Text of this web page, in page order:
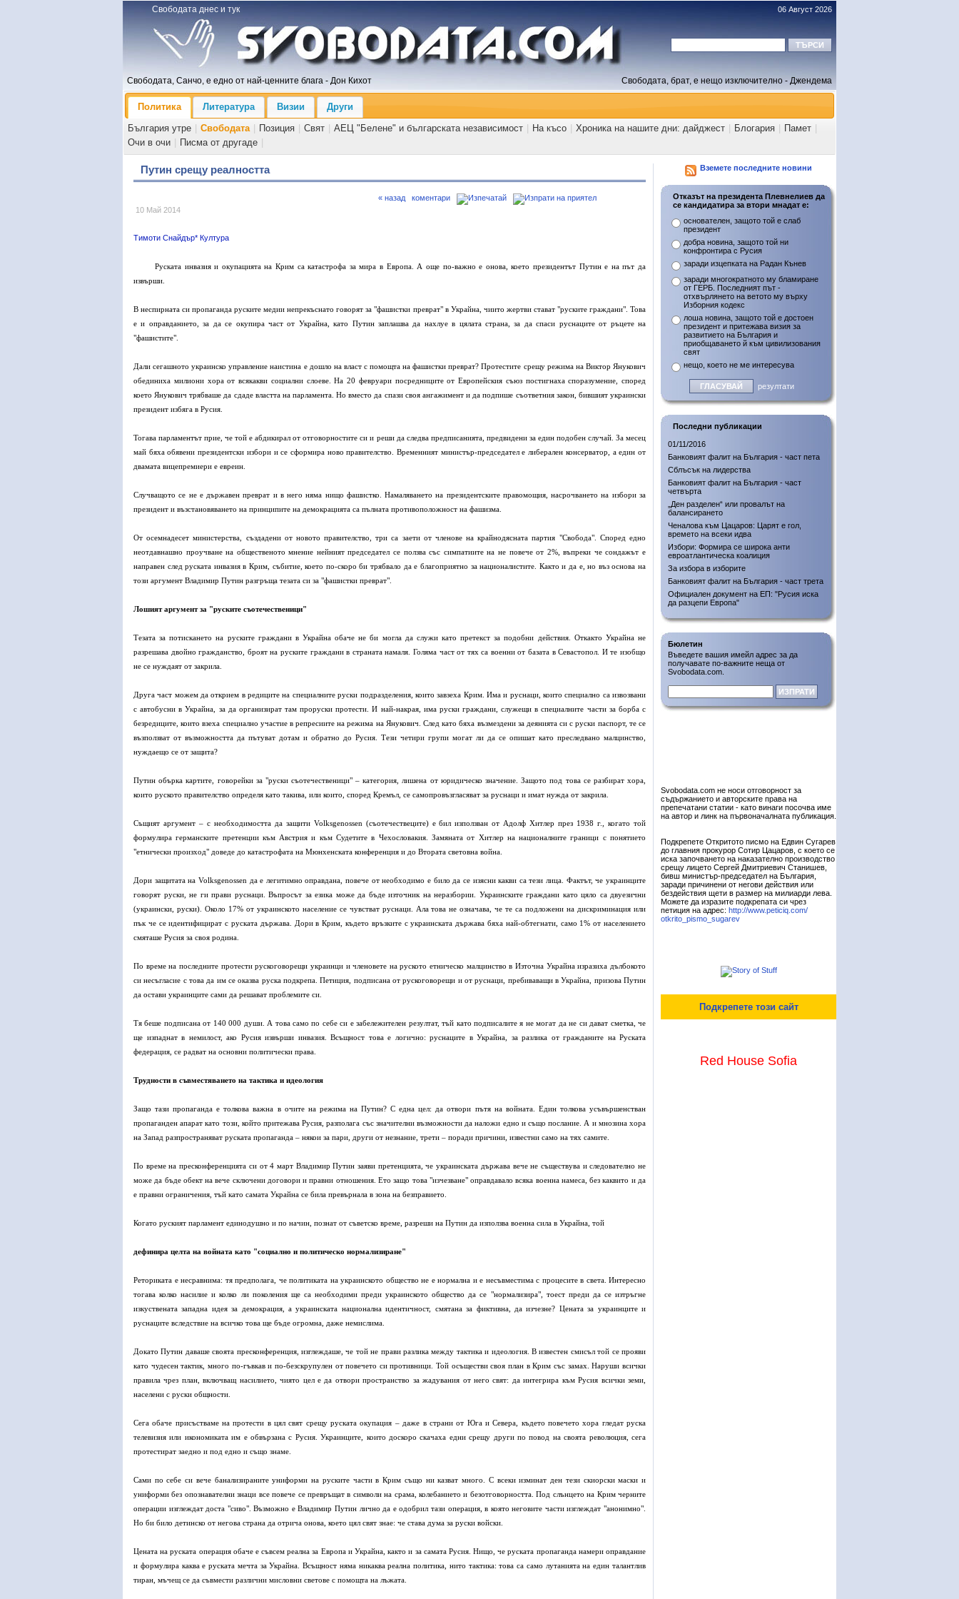
Свободата днес и тук 06 Август 2026
Свободата, Санчо, е едно от най-ценните блага - Дон Кихот Свободата, брат, е нещо изключително - Джендема
Политика Литература Визии
Други
България утре
Свободата Позиция Свят АЕЦ "Белене" и българската независимост На късо Хроника на нашите дни: дайджест Блогария Памет
Очи в очи
Писма от другаде
Путин срещу реалността
10 Май 2014
« назад коментари
Тимоти Снайдър* Култура
Руската инвазия и окупацията на Крим са катастрофа за мира в Европа. А още по-важно е онова, което президентът Путин е на път да
извърши.
В неспирната си пропаганда руските медии непрекъснато говорят за "фашистки преврат" в Украйна, чиито жертви стават "руските граждани". Това
е и оправданието, за да се окупира част от Украйна, като Путин заплашва да нахлуе в цялата страна, за да спаси руснаците от ръцете на
"фашистите".
Дали сегашното украинско управление наистина е дошло на власт с помощта на фашистки преврат? Протестите срещу режима на Виктор Янукович
обединиха милиони хора от всякакви социални слоеве. На 20 февруари посредниците от Европейския съюз постигнаха споразумение, според
което Янукович трябваше да сдаде властта на парламента. Но вместо да спази своя ангажимент и да подпише съответния закон, бившият украински
президент избяга в Русия.
Тогава парламентът прие, че той е абдикирал от отговорностите си и реши да следва предписанията, предвидени за един подобен случай. За месец
май бяха обявени президентски избори и се сформира ново правителство. Временният министър-председател е либерален консерватор, а един от
двамата вицепремиери е евреин.
Случващото се не е държавен преврат и в него няма нищо фашистко. Намаляването на президентските правомощия, насрочването на избори за
президент и възстановяването на принципите на демокрацията са пълната противоположност на фашизма.
От осемнадесет министерства, създадени от новото правителство, три са заети от членове на крайнодясната партия "Свобода". Според едно
неотдавнашно проучване на общественото мнение нейният председател се ползва със симпатиите на не повече от 2%, въпреки че сондажът е
направен след руската инвазия в Крим, събитие, което по-скоро би трябвало да е благоприятно за националистите. Както и да е, но въз основа на
този аргумент Владимир Путин разгръща тезата си за "фашистки преврат".
Лошият аргумент за "руските съотечественици"
Тезата за потискането на руските граждани в Украйна обаче не би могла да служи като претекст за подобни действия. Откакто Украйна не
разрешава двойно гражданство, броят на руските граждани в страната намаля. Голяма част от тях са военни от базата в Севастопол. И те изобщо
не се нуждаят от закрила.
Друга част можем да открием в редиците на специалните руски подразделения, които завзеха Крим. Има и руснаци, които специално са извозвани
с автобусни в Украйна, за да организират там проруски протести. И най-накрая, има руски граждани, служещи в специалните части за борба с
безредиците, които взеха специално участие в репресиите на режима на Янукович. След като бяха възмездени за деянията си с руски паспорт, те се
възползват от възможността да пътуват дотам и обратно до Русия. Тези четири групи могат ли да се опишат като преследвано малцинство,
нуждаещо се от защита?
Путин обърка картите, говорейки за "руски съотечественици" – категория, лишена от юридическо значение. Защото под това се разбират хора,
които руското правителство определя като такива, или които, според Кремъл, се самопровъзгласяват за руснаци и имат нужда от закрила.
Същият аргумент – с необходимостта да защити Volksgenossen (съотечествеците) е бил използван от Адолф Хитлер през 1938 г., когато той
формулира германските претенции към Австрия и към Судетите в Чехословакия. Замяната от Хитлер на националните граници с понятието
"етнически произход" доведе до катастрофата на Мюнхенската конференция и до Втората световна война.
Дори защитата на Volksgenossen да е легитимно оправдана, повече от необходимо е било да се изясни какви са тези лица. Фактът, че украинците
говорят руски, не ги прави руснаци. Въпросът за езика може да бъде източник на неразбории. Украинските граждани като цяло са двуезични
(украински, руски). Около 17% от украинското население се чувстват руснаци. Ала това не означава, че те са подложени на дискриминация или
пък че се идентифицират с руската държава. Дори в Крим, където връзките с украинската държава бяха най-обтегнати, само 1% от населението
смяташе Русия за своя родина.
По време на последните протести рускоговорещи украинци и членовете на руското етническо малцинство в Източна Украйна изразиха дълбокото
си несъгласие с това да им се оказва руска подкрепа. Петиция, подписана от рускоговорещи и от руснаци, пребиваващи в Украйна, призова Путин
да остави украинците сами да решават проблемите си.
Тя беше подписана от 140 000 души. А това само по себе си е забележителен резултат, тъй като подписалите я не могат да не си дават сметка, че
ще изпаднат в немилост, ако Русия извърши инвазия. Всъщност това е логично: руснаците в Украйна, за разлика от гражданите на Руската
федерация, се радват на основни политически права.
Трудности в съвместяването на тактика и идеология
Защо тази пропаганда е толкова важна в очите на режима на Путин? С една цел: да отвори пътя на войната. Един толкова усъвършенстван
пропаганден апарат като този, който притежава Русия, разполага със значителни възможности да наложи едно и също послание. А и мнозина хора
на Запад разпространяват руската пропаганда – някои за пари, други от незнание, трети – поради причини, известни само на тях самите.
По време на пресконференцията си от 4 март Владимир Путин заяви претенцията, че украинската държава вече не съществува и следователно не
може да бъде обект на вече сключени договори и правни отношения. Ето защо това "изчезване" оправдавало всяка военна намеса, без каквито и да
е правни ограничения, тъй като самата Украйна се била превърнала в зона на безправието.
Когато руският парламент единодушно и по начин, познат от съветско време, разреши на Путин да използва военна сила в Украйна, той
дефинира целта на войната като "социално и политическо нормализиране"
Реториката е несравнима: тя предполага, че политиката на украинското общество не е нормална и е несъвместима с процесите в света. Интересно
тогава колко насилие и колко ли поколения ще са необходими преди украинското общество да се "нормализира", тоест преди да се изтръгне
изкуствената западна идея за демокрация, а украинската национална идентичност, смятана за фиктивна, да изчезне? Цената за украинците и
руснаците вследствие на всичко това ще бъде огромна, даже немислима.
Докато Путин даваше своята пресконференция, изглеждаше, че той не прави разлика между тактика и идеология. В известен смисъл той се прояви
като чудесен тактик, много по-гъвкав и по-безскрупулен от повечето си противници. Той осъществи своя план в Крим със замах. Наруши всички
правила чрез план, включващ насилието, чиято цел е да отвори пространство за жадувания от него свят: да интегрира към Русия всички земи,
населени с руски общности.
Сега обаче присъстваме на протести в цял свят срещу руската окупация – даже в страни от Юга и Севера, където повечето хора гледат руска
телевизия или икономиката им е обвързана с Русия. Украинците, които доскоро скачаха едни срещу други по повод на своята революция, сега
протестират заедно и под едно и също знаме.
Сами по себе си вече банализираните униформи на руските части в Крим също ни казват много. С всеки изминат ден тези скиорски маски и
униформи без опознавателни знаци все повече се превръщат в символи на срама, колебанието и безотговорността. Под слънцето на Крим черните
операции изглеждат доста "сиво". Възможно е Владимир Путин лично да е одобрил тази операция, в която неговите части изглеждат "анонимно".
Но би било детинско от негова страна да отрича онова, което цял свят знае: че става дума за руски войски.
Цената на руската операция обаче е съвсем реална за Европа и Украйна, както и за самата Русия. Нищо, че руската пропаганда намери оправдание
и формулира каква е руската мечта за Украйна. Всъщност няма никаква реална политика, нито тактика: това са само лутанията на един талантлив
тиран, мъчещ се да съвмести различни мисловни светове с помощта на лъжата.
Вземете последните новини
Отказът на президента Плевнелиев да
се кандидатира за втори мнадат е:
основателен, защото той е слаб
президент
добра новина, защото той ни
конфронтира с Русия
заради изцепката на Радан Кънев
заради многократното му бламиране
от ГЕРБ. Последният път -
отхвърлянето на ветото му върху
Изборния кодекс
лоша новина, защото той е достоен
президент и притежава визия за
развитието на България и
приобщаването й към цивилизования
свят
нещо, което не ме интересува
резултати
Последни публикации
01/11/2016
Банковият фалит на България - част пета
Сблъсък на лидерства
Банковият фалит на България - част
четвърта
„Ден разделен“ или провалът на
балансирането
Ченалова към Цацаров: Царят е гол,
времето на всеки идва
Избори: Формира се широка анти
евроатлантическа коалиция
За избора в изборите
Банковият фалит на България - част трета
Официален документ на ЕП: "Русия иска
да разцепи Европа"
Бюлетин
Въведете вашия имейл адрес за да
получавате по-важните неща от
Svobodata.com.
Svobodata.com не носи отговорност за
съдържанието и авторските права на
препечатани статии - като винаги посочва име
на автор и линк на първоначалната публикация.
Подкрепете Откритото писмо на Едвин Сугарев
до главния прокурор Сотир Цацаров, с което се
иска започването на наказателно производство
срещу лицето Сергей Дмитриевич Станишев,
бивш министър-председател на България,
заради причинени от негови действия или
бездействия щети в размер на милиарди лева.
Можете да изразите подкрепата си чрез
петиция на адрес: http://www.peticiq.com/
otkrito_pismo_sugarev
Подкрепете този сайт
Red House Sofia